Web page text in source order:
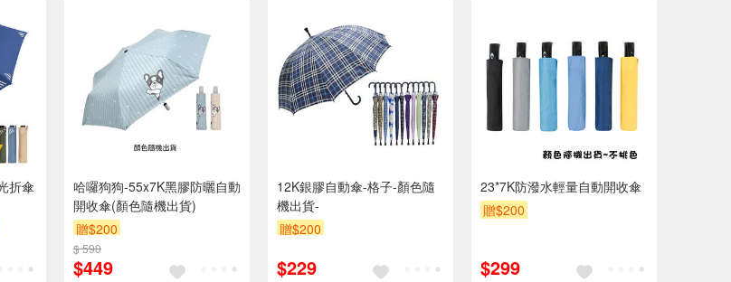
折傘
哈囉狗狗-55x7K黑膠防曬自動
開收傘(顏色隨機出貨)
贈$200
$ 590
$449
12K銀膠自動傘-格子-顏色隨
機出貨-
贈$200
$229
23*7K防潑水輕量自動開收傘
贈$200
$299